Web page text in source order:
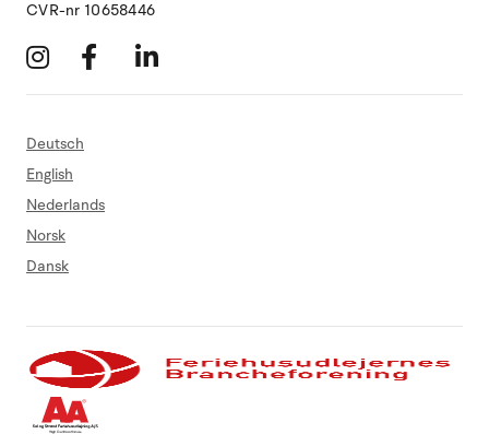
CVR-nr 10658446
Deutsch
English
Nederlands
Norsk
Dansk